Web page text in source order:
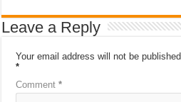
Leave a Reply
Your email address will not be published.
*
Comment*